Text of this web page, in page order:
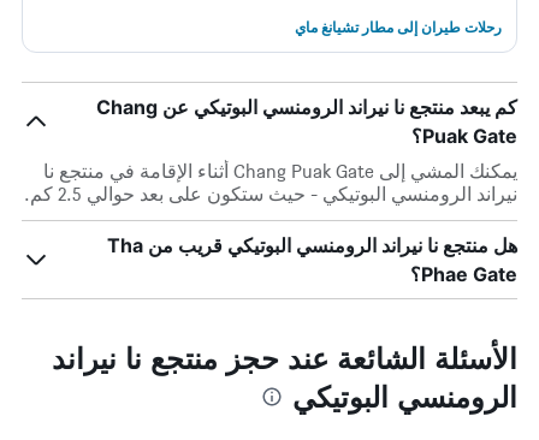
رحلات طيران إلى مطار تشيانغ ماي
كم يبعد منتجع نا نيراند الرومنسي البوتيكي عن Chang
Puak Gate؟
يمكنك المشي إلى Chang Puak Gate أثناء الإقامة في منتجع نا
نيراند الرومنسي البوتيكي - حيث ستكون على بعد حوالي 2.5 كم.
هل منتجع نا نيراند الرومنسي البوتيكي قريب من Tha
Phae Gate؟
الأسئلة الشائعة عند حجز منتجع نا نيراند
الرومنسي البوتيكي